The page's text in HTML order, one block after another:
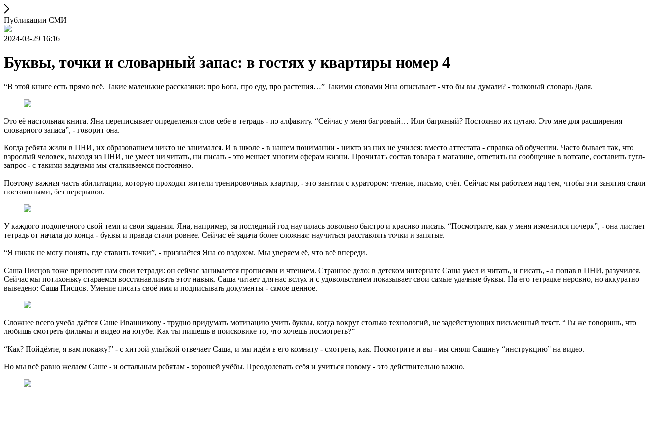
Публикации СМИ
2024-03-29 16:16
Буквы, точки и словарный запас: в гостях у квартиры номер 4
“В этой книге есть прямо всё. Такие маленькие рассказики: про Бога, про еду, про растения…” Такими словами Яна описывает - что бы вы думали? - толковый словарь Даля.
Это её настольная книга. Яна переписывает определения слов себе в тетрадь - по алфавиту. “Сейчас у меня багровый… Или багряный? Постоянно их путаю. Это мне для расширения
словарного запаса”, - говорит она.
Когда ребята жили в ПНИ, их образованием никто не занимался. И в школе - в нашем понимании - никто из них не учился: вместо аттестата - справка об обучении. Часто бывает так, что
взрослый человек, выходя из ПНИ, не умеет ни читать, ни писать - это мешает многим сферам жизни. Прочитать состав товара в магазине, ответить на сообщение в вотсапе, составить гугл-
запрос - с такими задачами мы сталкиваемся постоянно.
Поэтому важная часть абилитации, которую проходят жители тренировочных квартир, - это занятия с куратором: чтение, письмо, счёт. Сейчас мы работаем над тем, чтобы эти занятия стали
постоянными, без перерывов.
У каждого подопечного свой темп и свои задания. Яна, например, за последний год научилась довольно быстро и красиво писать. “Посмотрите, как у меня изменился почерк”, - она листает
тетрадь от начала до конца - буквы и правда стали ровнее. Сейчас её задача более сложная: научиться расставлять точки и запятые.
“Я никак не могу понять, где ставить точки”, - признаётся Яна со вздохом. Мы уверяем её, что всё впереди.
Саша Писцов тоже приносит нам свои тетради: он сейчас занимается прописями и чтением. Странное дело: в детском интернате Саша умел и читать, и писать, - а попав в ПНИ, разучился.
Сейчас мы потихоньку стараемся восстанавливать этот навык. Саша читает для нас вслух и с удовольствием показывает свои самые удачные буквы. На его тетрадке неровно, но аккуратно
выведено: Саша Писцов. Умение писать своё имя и подписывать документы - самое ценное.
Сложнее всего учеба даётся Саше Иванникову - трудно придумать мотивацию учить буквы, когда вокруг столько технологий, не задействующих письменный текст. “Ты же говоришь, что
любишь смотреть фильмы и видео на ютубе. Как ты пишешь в поисковике то, что хочешь посмотреть?”
“Как? Пойдёмте, я вам покажу!” - с хитрой улыбкой отвечает Саша, и мы идём в его комнату - смотреть, как. Посмотрите и вы - мы сняли Сашину “инструкцию” на видео.
Но мы всё равно желаем Саше - и остальным ребятам - хорошей учёбы. Преодолевать себя и учиться новому - это действительно важно.